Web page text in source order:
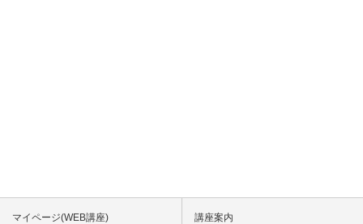
マイページ(WEB講座) 講座案内